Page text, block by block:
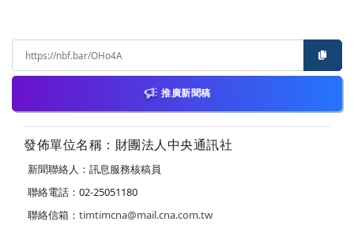
推廣新聞稿
發佈單位名稱：財團法人中央通訊社
新聞聯絡人：訊息服務核稿員
聯絡電話：02-25051180
聯絡信箱： timtimcna@mail.cna.com.tw